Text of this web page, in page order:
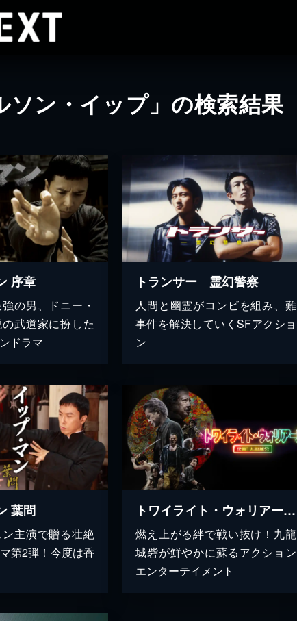
ソン・イップ」の検索結果
序章
の男、ドニー・
武道家に扮した
ドラマ
トランサー 霊幻警察
人間と幽霊がコンビを組み、難
事件を解決していくSFアクショ
ン
葉問
ン主演で贈る壮絶
第2弾！今度は香
トワイライト・ウォリアーズ 決戦！九龍城砦
燃え上がる絆で戦い抜け！九龍
城砦が鮮やかに蘇るアクション
エンターテイメント